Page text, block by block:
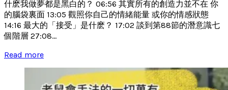
什麽我做夢都是黑白的？ 06:56 其實所有的創造力並不在 你
的腦袋裏面 13:05 觀照你自己的情緒能量 或你的情感狀態
14:16 最大的「接受」是什麽？ 17:02 談到第88節的潛意識七
個階層 27:08...
Read more